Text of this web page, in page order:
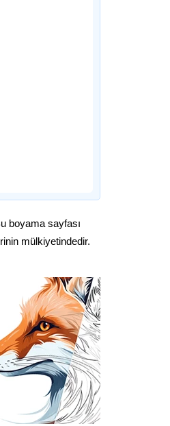
boyama sayfası
mülkiyetindedir.